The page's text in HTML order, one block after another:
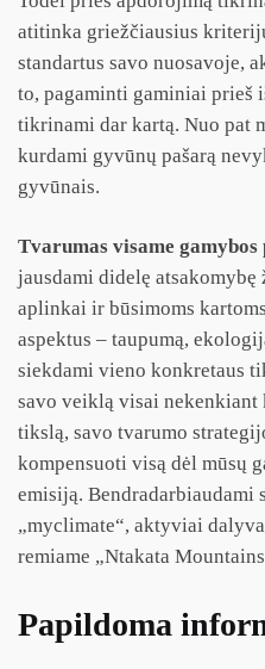
atitinka griežčiausius
standartus savo nuosavoje,
to, pagaminti gaminiai prieš
tikrinami dar kartą. Nuo pat
kurdami gyvūnų pašarą
gyvūnais.
Tvarumas visame gamybos
jausdami didelę atsakomybę
aplinkai ir būsimoms
aspektus – taupumą,
siekdami vieno konkretaus
savo veiklą visai
tikslą, savo tvarumo
kompensuoti visą dėl mūsų
emisiją. Bendradarbiaudami
„myclimate“, aktyviai
remiame „Ntakata
Papildoma